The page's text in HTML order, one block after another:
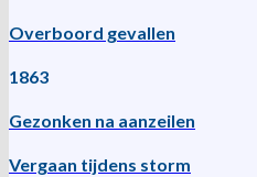
Overboord gevallen
1863
Gezonken na aanzeilen
Vergaan tijdens storm